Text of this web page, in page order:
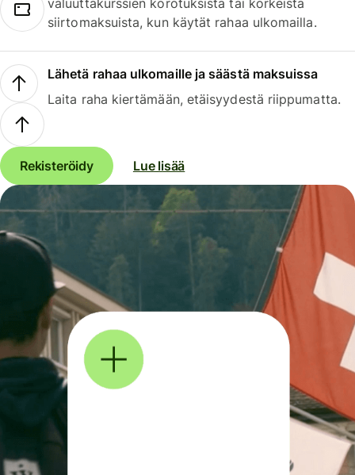
siirtomaksuista, kun käytät rahaa ulkomailla.
Lähetä rahaa ulkomaille ja säästä maksuissa
Laita raha kiertämään, etäisyydestä riippumatta.
Rekisteröidy Lue lisää